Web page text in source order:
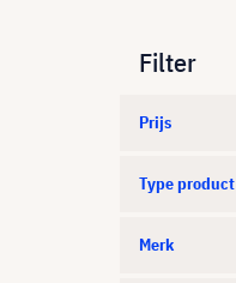
Filter
Prijs
Type product
Merk